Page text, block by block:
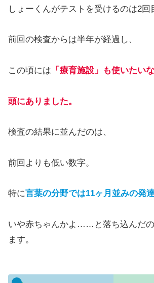
しょーくんがテストを受けるのは2回
前回の検査からは半年が経過し、
この頃には 「療育施設」も使いたい
頭にありました。
検査の結果に並んだのは、
前回よりも低い数字。
特に言葉の分野では11ヶ月並みの発
いや赤ちゃんかよ……と落ち込んだ
ます。